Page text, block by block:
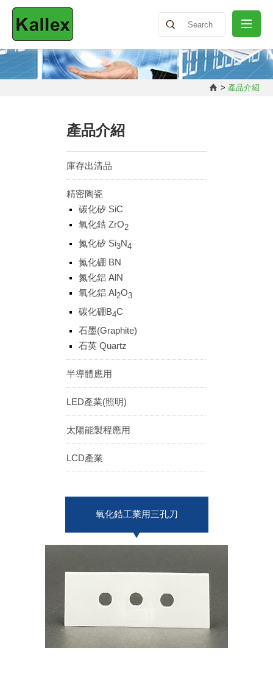
關於我們
產品介紹
聯絡我們
簡中
> 產品介紹
產品介紹
庫存出清品
精密陶瓷
碳化矽 SiC
氧化鋯 ZrO2
氮化矽 Si3N4
氮化硼 BN
氮化鋁 AlN
氧化鋁 Al2O3
碳化硼B4C
石墨(Graphite)
石英 Quartz
半導體應用
LED產業(照明)
太陽能製程應用
LCD產業
氧化鋯工業用三孔刀